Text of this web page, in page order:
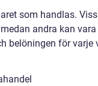
som handlas.
andra kan
belöningen för varje